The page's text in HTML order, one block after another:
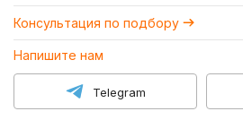
Консультация по подбору
Напишите нам
Telegram